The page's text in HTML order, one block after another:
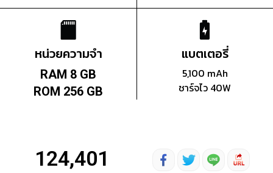
หน่วยความจำ
RAM 8 GB
ROM 256 GB
แบตเตอรี่
5,100 mAh
ชาร์จไว 40W
124,401